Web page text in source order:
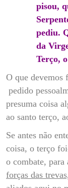
pisou,
pediu.
da
Terço,
O que devemos
pedido
presuma coisa
ao santo terço,
Se antes não
coisa, o terço
o combate, para
forças das